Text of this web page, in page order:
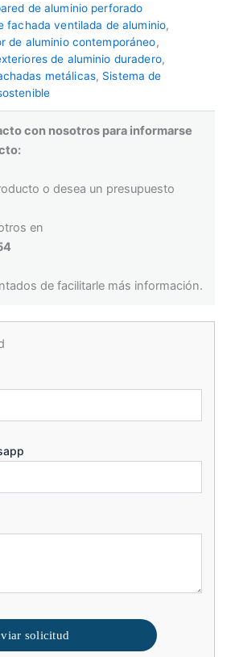
de aluminio perforado
fachada ventilada de aluminio,
de aluminio contemporáneo,
de aluminio duradero,
metálicas, Sistema de
con nosotros para informarse
o desea un presupuesto
en
de facilitarle más información.
solicitud